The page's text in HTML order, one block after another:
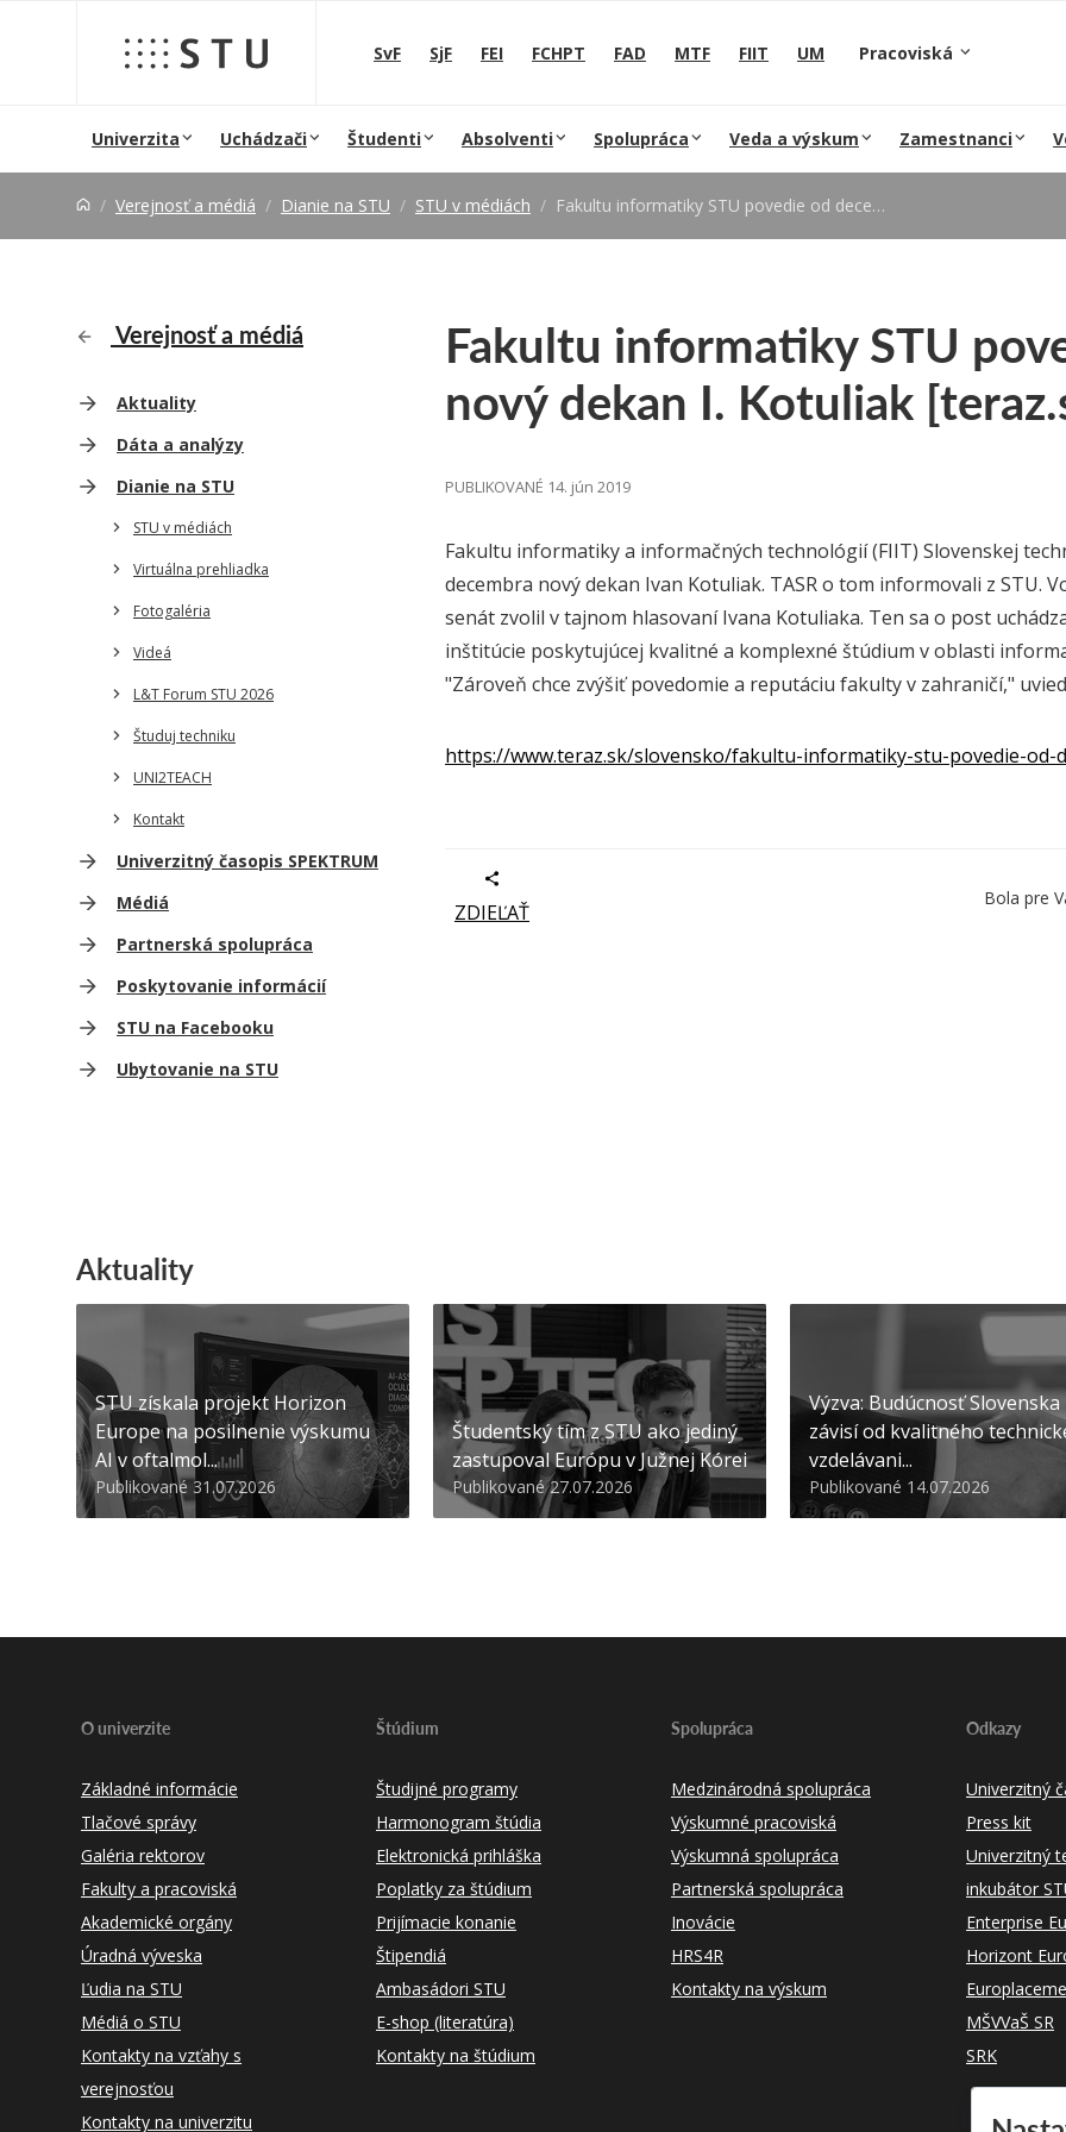
SvF SjF FEI FCHPT FAD MTF FIIT UM Pracoviská
Univerzita Uchádzači Študenti Absolventi Spolupráca Veda a výskum Zamestnanci
Verejnosť a médiá Dianie na STU STU v médiách Fakultu informatiky STU povedie od decembra nový dekan I. Kotuliak [teraz.sk]
Verejnosť a médiá
Aktuality
Dáta a analýzy
Dianie na STU
STU v médiách
Virtuálna prehliadka
Fotogaléria
Videá
L&T Forum STU 2026
Študuj techniku
UNI2TEACH
Kontakt
Univerzitný časopis SPEKTRUM
Médiá
Partnerská spolupráca
Poskytovanie informácií
STU na Facebooku
Ubytovanie na STU
Fakultu informatiky STU
nový dekan I. Kotuliak
PUBLIKOVANÉ 14. jún 2019
Fakultu informatiky a informačných technológií (FIIT) Slovenskej
decembra nový dekan Ivan Kotuliak. TASR o tom informovali z STU.
senát zvolil v tajnom hlasovaní Ivana Kotuliaka. Ten sa o post
inštitúcie poskytujúcej kvalitné a komplexné štúdium v oblasti
"Zároveň chce zvýšiť povedomie a reputáciu fakulty v zahraničí,"
https://www.teraz.sk/slovensko/fakultu-informatiky-stu-povedie-od-
ZDIEĽAŤ
Bola pre
Aktuality
STU získala projekt Horizon
Europe na posilnenie výskumu
AI v oftalmol...
Publikované 31.07.2026
Študentský tím z STU ako jediný
zastupoval Európu v Južnej Kórei
Publikované 27.07.2026
Výzva: Budúcnosť Slovenska
závisí od kvalitného
vzdelávani...
Publikované 14.07.2026
O univerzite
Základné informácie
Tlačové správy
Galéria rektorov
Fakulty a pracoviská
Akademické orgány
Úradná výveska
Ľudia na STU
Médiá o STU
Kontakty na vzťahy s
verejnosťou
Kontakty na univerzitu
Štúdium
Študijné programy
Harmonogram štúdia
Elektronická prihláška
Poplatky za štúdium
Prijímacie konanie
Štipendiá
Ambasádori STU
E-shop (literatúra)
Kontakty na štúdium
Spolupráca
Medzinárodná spolupráca
Výskumné pracoviská
Výskumná spolupráca
Partnerská spolupráca
Inovácie
HRS4R
Kontakty na výskum
Odkazy
Univerzitný
Press kit
Univerzitný
inkubátor
Enterprise
Horizont
MŠVVaŠ SR
SRK